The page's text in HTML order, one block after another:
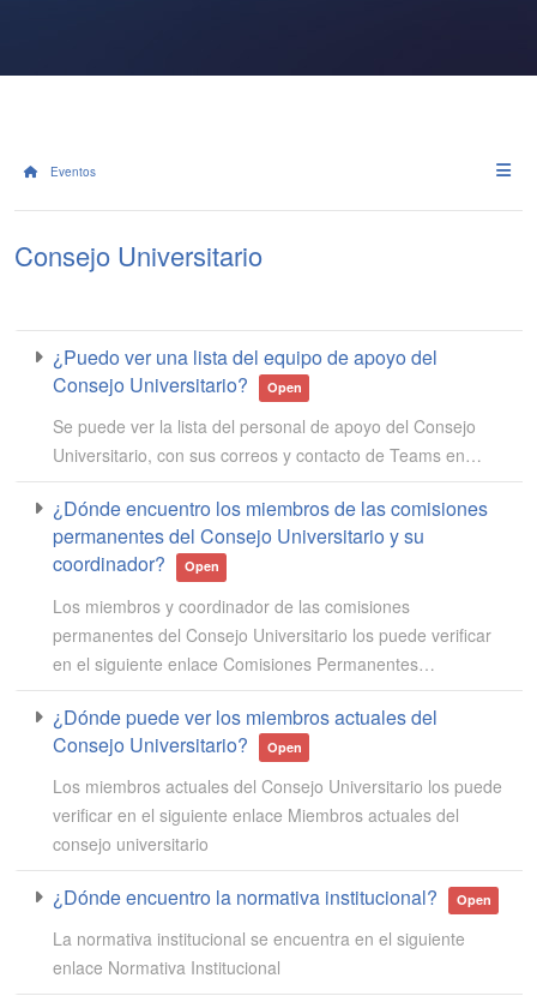
Eventos
Consejo Universitario
¿Puedo ver una lista del equipo de apoyo del
Consejo Universitario?
Open
Se puede ver la lista del personal de apoyo del Consejo
Universitario, con sus correos y contacto de Teams en…
¿Dónde encuentro los miembros de las comisiones
permanentes del Consejo Universitario y su
coordinador?
Open
Los miembros y coordinador de las comisiones
permanentes del Consejo Universitario los puede verificar
en el siguiente enlace Comisiones Permanentes…
¿Dónde puede ver los miembros actuales del
Consejo Universitario?
Open
Los miembros actuales del Consejo Universitario los puede
verificar en el siguiente enlace Miembros actuales del
consejo universitario
¿Dónde encuentro la normativa institucional? Open
La normativa institucional se encuentra en el siguiente
enlace Normativa Institucional